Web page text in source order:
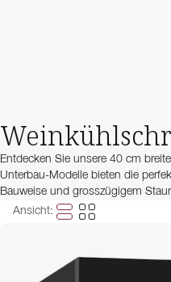
Entdecken Sie unsere 40 cm
Unterbau-Modelle bieten die
Bauweise und grosszügigem
beanspruchen sie nicht allzu viel
Wir führen 40 cm breite
Temperaturzonen, sodass Sie
Ansicht: